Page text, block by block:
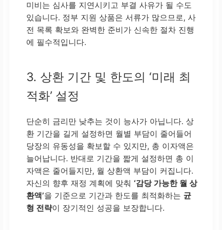
미비는 심사를 지연시키고 부결 사유가 될 수도
있습니다. 정부 지원 상품은 서류가 많으므로, 사
전 목록 확보와 완벽한 준비가 신속한 절차 진행
에 필수적입니다.
3. 상환 기간 및 한도의 ‘미래 최
적화’ 설정
단순히 금리만 낮추는 것이 능사가 아닙니다. 상
환 기간을 길게 설정하면 월별 부담이 줄어들어
당장의 유동성을 확보할 수 있지만, 총 이자액은
늘어납니다. 반대로 기간을 짧게 설정하면 총 이
자액은 줄어들지만, 월 상환액 부담이 커집니다.
자신의 향후 재정 계획에 맞춰‘감당 가능한 월 상
환액’을 기준으로 기간과 한도를 최적화하는 균
형 전략이 장기적인 성공을 보장합니다.